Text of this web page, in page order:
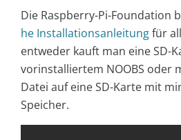
Die Raspberry-Pi-Foundation
he Installationsanleitungfür
entweder kauft man eine SD-
vorinstalliertem NOOBS oder
Datei auf eine SD-Karte mit
Speicher.